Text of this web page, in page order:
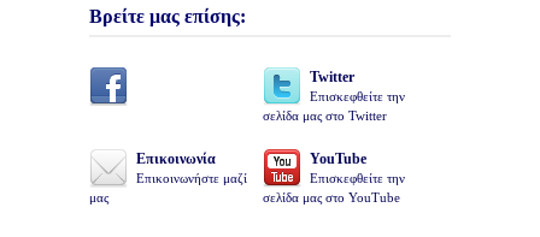
Βρείτε μας επίσης:
Twitter
Επισκεφθείτε την
σελίδα μας στο Twitter
Επικοινωνία
Επικοινωνήστε μαζί
μας
YouTube
Επισκεφθείτε την
σελίδα μας στο YouTube